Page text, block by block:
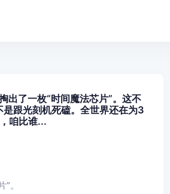
出了一枚“时间魔法芯片”。这不
跟光刻机死磕。全世界还在为3
咱比谁...
。